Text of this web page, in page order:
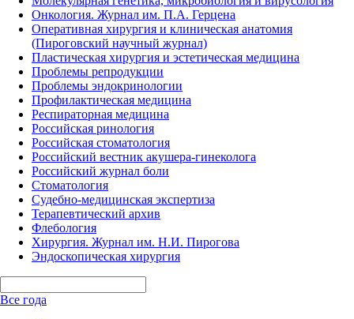
Онкология. Журнал им. П.А. Герцена
Оперативная хирургия и клиническая анатомия
(Пироговский научный журнал)
Пластическая хирургия и эстетическая медицина
Проблемы репродукции
Проблемы эндокринологии
Профилактическая медицина
Респираторная медицина
Российская ринология
Российская стоматология
Российский вестник акушера-гинеколога
Российский журнал боли
Стоматология
Судебно-медицинская экспертиза
Терапевтический архив
Флебология
Хирургия. Журнал им. Н.И. Пирогова
Эндоскопическая хирургия
Все года